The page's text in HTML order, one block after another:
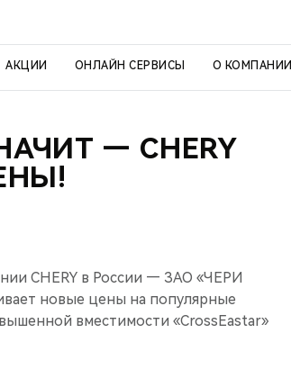
АКЦИИ ОНЛАЙН СЕРВИСЫ О КОМПАНИИ
— CHERY
CHERY в России — ЗАО «ЧЕРИ
новые цены на популярные
вместимости «CrossEastar»